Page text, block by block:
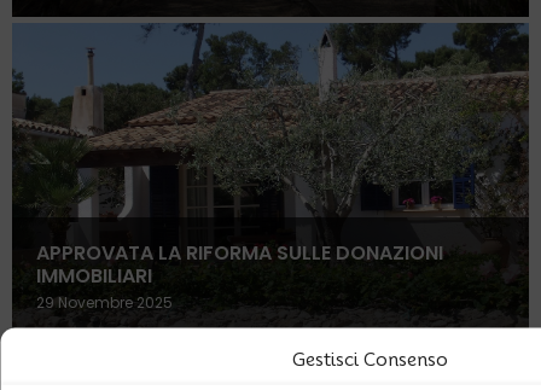
Gestisci Consenso
APPROVATA LA RIFORMA SULLE DONAZIONI
IMMOBILIARI
29 Novembre 2025